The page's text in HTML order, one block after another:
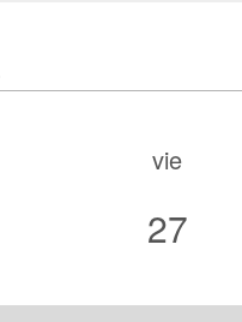
vie
27